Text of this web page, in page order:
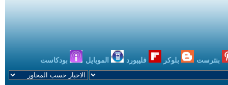
بنترست بلوكر فليبورد الموبايل بودكاست